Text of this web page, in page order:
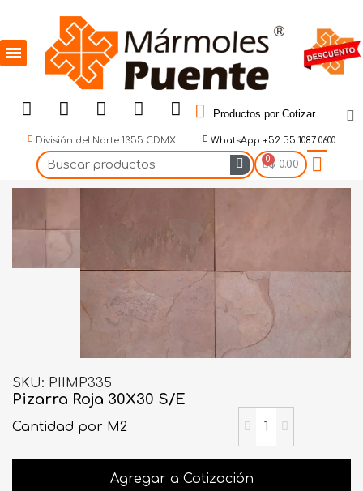
Productos por Cotizar
División del Norte 1355 CDMX WhatsApp +52 55 1087 0600
$ 0.00
SKU PIIMP335
Pizarra Roja 30X30 S/E
Cantidad por M2
Agregar a Cotización